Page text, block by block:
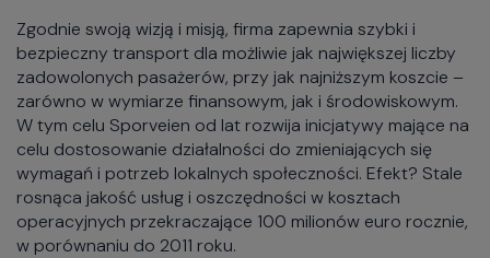
Zgodnie swoją wizją i misją, firma zapewnia szybki i
bezpieczny transport dla możliwie jak największej liczby
zadowolonych pasażerów, przy jak najniższym koszcie –
zarówno w wymiarze finansowym, jak i środowiskowym.
W tym celu Sporveien od lat rozwija inicjatywy mające na
celu dostosowanie działalności do zmieniających się
wymagań i potrzeb lokalnych społeczności. Efekt? Stale
rosnąca jakość usług i oszczędności w kosztach
operacyjnych przekraczające 100 milionów euro rocznie,
w porównaniu do 2011 roku.